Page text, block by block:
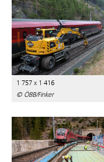
1 757 x 1 416
© ÖBB/Finker